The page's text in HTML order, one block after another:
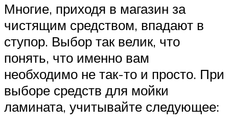
Многие, приходя в магазин за
чистящим средством, впадают в
ступор. Выбор так велик, что
понять, что именно вам
необходимо не так-то и просто. При
выборе средств для мойки
ламината, учитывайте следующее: